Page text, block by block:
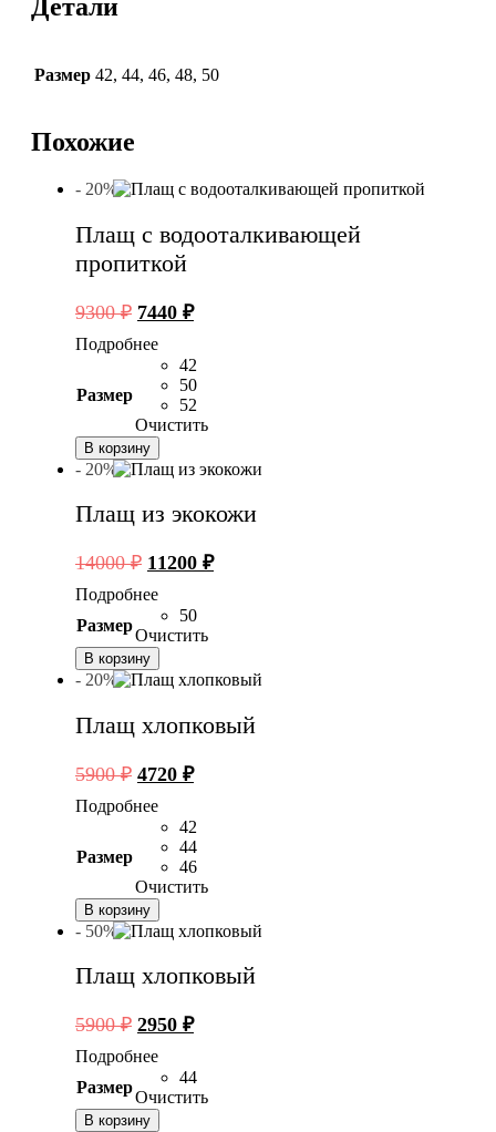
Детали
Размер 42, 44, 46, 48, 50
Похожие
- 20%
Плащ с водооталкивающей
пропиткой
9300₽ Первоначальная
составляла
9300 ₽.
7440 ₽Текущая
7440 ₽.
Подробнее
Размер
42
50
52
Очистить
В корзину
- 20%
Плащ из экокожи
14000₽ Первоначальная
составляла
14000 ₽.
11200 ₽Текущая
Подробнее
Размер
50
Очистить
В корзину
- 20%
Плащ хлопковый
5900₽ Первоначальная
составляла
5900 ₽.
4720 ₽Текущая
4720 ₽.
Подробнее
Размер
42
44
46
Очистить
В корзину
- 50%
Плащ хлопковый
5900₽ Первоначальная
составляла
5900 ₽.
2950 ₽Текущая
2950 ₽.
Подробнее
Размер
44
Очистить
В корзину